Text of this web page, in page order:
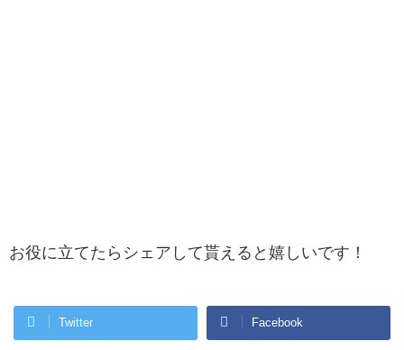
お役に立てたらシェアして貰えると嬉しいです！
Twitter Facebook